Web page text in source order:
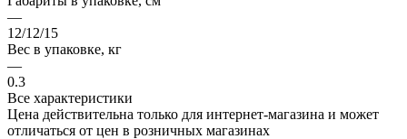
—
12/12/15
Вес в упаковке, кг
—
0.3
Все характеристики
Цена действительна только для интернет-магазина и может
отличаться от цен в розничных магазинах